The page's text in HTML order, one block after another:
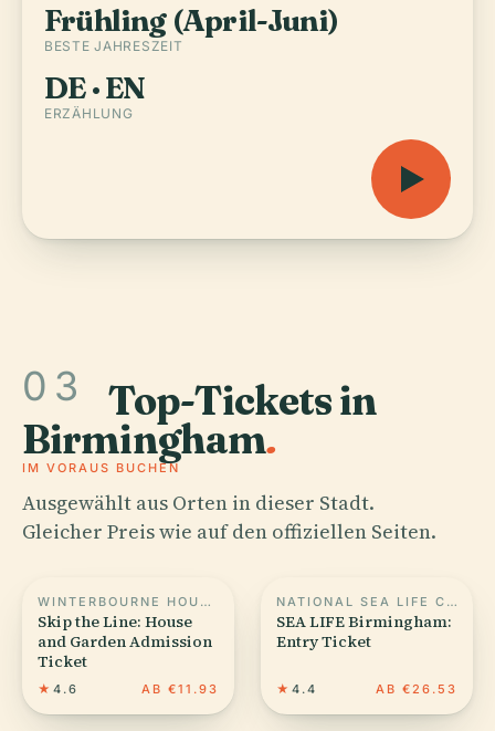
Frühling (April-Juni)
BESTE JAHRESZEIT
DE · EN
ERZÄHLUNG
03 Top-Tickets in
Birmingham.
IM VORAUS BUCHEN
Ausgewählt aus Orten in dieser Stadt.
Gleicher Preis wie auf den offiziellen Seiten.
WINTERBOURNE HOUSE AND GARDEN
Skip the Line: House
and Garden Admission
Ticket
★ 4.6 AB €11.93
NATIONAL SEA LIFE CENTRE
SEA LIFE Birmingham:
Entry Ticket
★ 4.4 AB €26.53